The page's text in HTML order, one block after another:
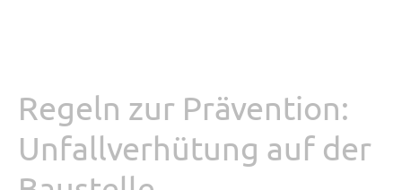
Regeln zur Prävention:
Unfallverhütung auf der